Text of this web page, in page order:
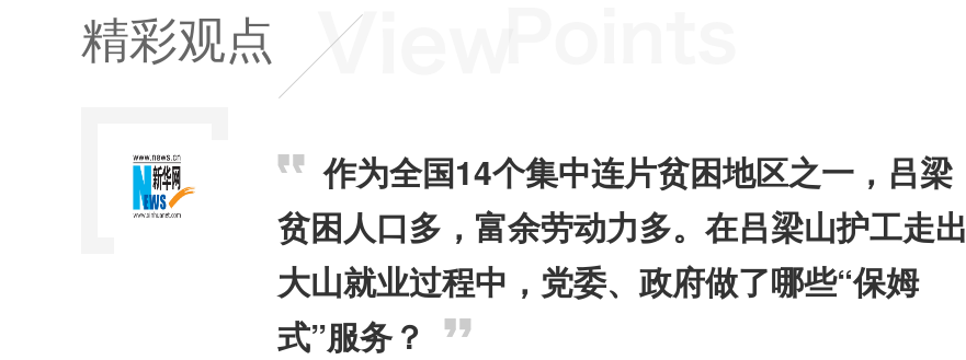
精彩观点
作为全国14个集中连片贫困地区之一，吕梁
贫困人口多，富余劳动力多。在吕梁山护工走出
大山就业过程中，党委、政府做了哪些“保姆
式”服务？